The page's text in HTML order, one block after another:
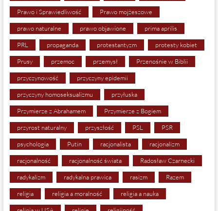
Prawo i Sprawiedliwość Prawo mojżeszowe
prawo naturalne prawo objawione prima aprilis
PRL propaganda protestantyzm protesty kobiet
Prusy przemoc przemysł Przenośnie w Biblii
przyczynowość przyczyny epidemii
przyczyny homoseksualizmu przyłuska
Przymierze z Abrahamem Przymierze z Bogiem
przyrost naturalny przyszłość PSL PSR
psychologia Putin racjonalista racjonalizm
racjonalność racjonalność świata Radosław Czarnecki
radykalizm radykalna prawica rasizm Razem
religia religia a moralność religia a nauka